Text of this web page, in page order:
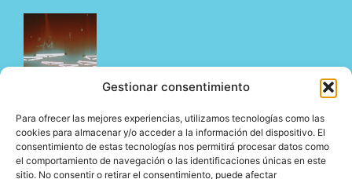
Gestionar consentimiento
Para ofrecer las mejores experiencias, utilizamos tecnologías como las
cookies para almacenar y/o acceder a la información del dispositivo. El
consentimiento de estas tecnologías nos permitirá procesar datos como
el comportamiento de navegación o las identificaciones únicas en este
sitio. No consentir o retirar el consentimiento, puede afectar
El underground en Ibiza es cosa de Pyramid
06/08/2026